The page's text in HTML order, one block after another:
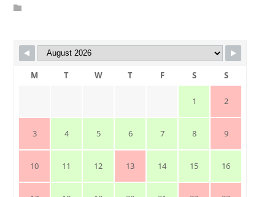
M T W T F S S
1 2
3 4 5 6 7 8 9
10 11 12 13 14 15 16